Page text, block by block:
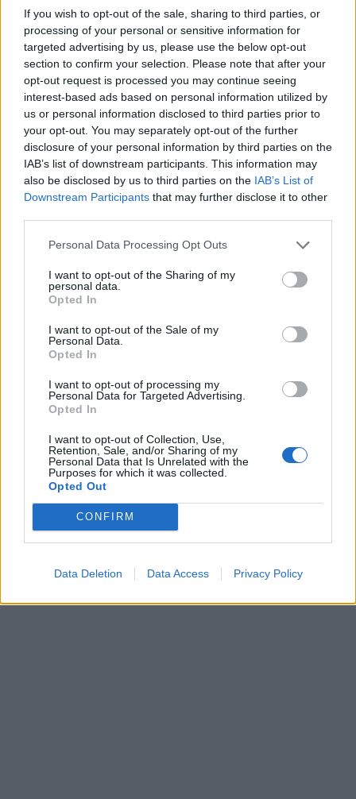
If you wish to opt-out of the sale, sharing to third parties, or
processing of your personal or sensitive information for
targeted advertising by us, please use the below opt-out
section to confirm your selection. Please note that after your
opt-out request is processed you may continue seeing
interest-based ads based on personal information utilized by
us or personal information disclosed to third parties prior to
your opt-out. You may separately opt-out of the further
disclosure of your personal information by third parties on the
IAB’s list of downstream participants. This information may
also be disclosed by us to third parties on the IAB’s List of
Downstream Participants that may further disclose it to other
Personal Data Processing Opt Outs
I want to opt-out of the Sharing of my
personal data.
Opted In
I want to opt-out of the Sale of my
Personal Data.
Opted In
I want to opt-out of processing my
Personal Data for Targeted Advertising.
Opted In
I want to opt-out of Collection, Use,
Retention, Sale, and/or Sharing of my
Personal Data that Is Unrelated with the
Purposes for which it was collected.
Opted Out
CONFIRM
Data Deletion Data Access Privacy Policy
επιστρέψει ...Διάβασε περισσότερα
ΙΧΘΥΕΣ ♓
Η σύνοδος του Ήλιου με τον ανάδρομο Ερμή
στον Λέοντα και στον 6οσου, στρέφει την
προσοχή σου σε θέματα καθημερινότητας,
εργασίας και υγείας...Διάβασε περισσότερα
Ακολουθήστε τοnotospress.grστο Google News και
μάθετε πρώτοιόλες τις ειδήσεις
ΖΩΔΙΑ